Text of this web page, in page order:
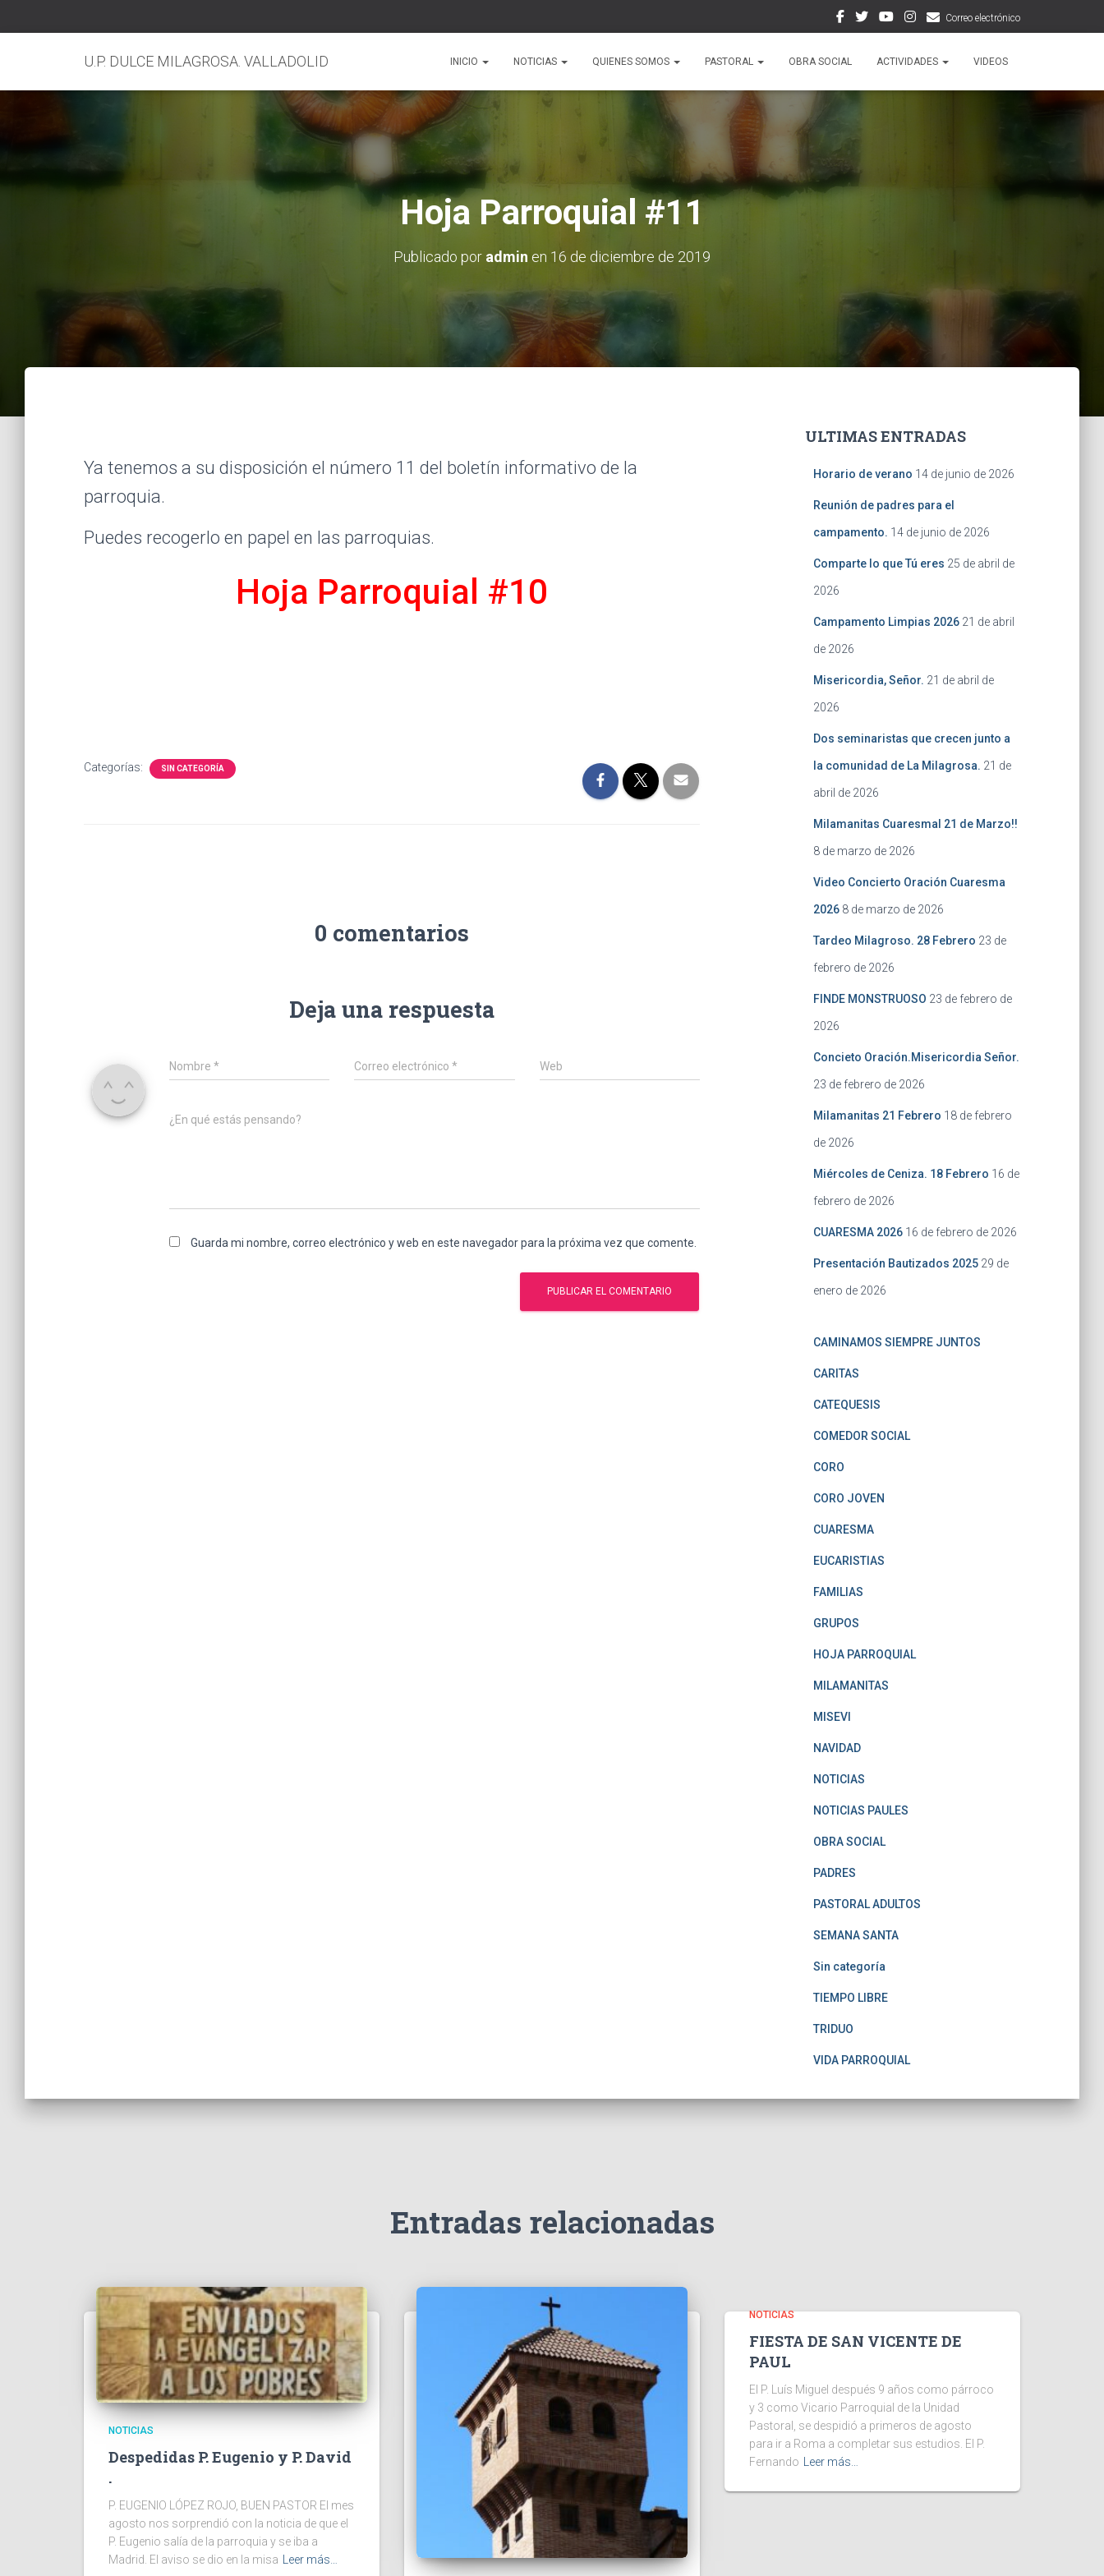
Correo electrónico
U.P. DULCE MILAGROSA. VALLADOLID INICIO NOTICIAS QUIENES SOMOS PASTORAL OBRA SOCIAL ACTIVIDADES VIDEOS
Hoja Parroquial #11
Publicado por admin en 16 de diciembre de 2019
Ya tenemos a su disposición el número 11 del boletín informativo de la
parroquia.
Puedes recogerlo en papel en las parroquias.
Hoja Parroquial #10
Categorías: SIN CATEGORÍA
0 comentarios
Deja una respuesta
Nombre * Correo electrónico* Web
¿En qué estás pensando?
Guarda mi nombre, correo electrónico y web en este navegador para la próxima vez que comente.
ULTIMAS ENTRADAS
Horario de verano 14 de junio de 2026
Reunión de padres para el
campamento. 14 de junio de 2026
Comparte lo que Tú eres 25 de abril de
2026
Campamento Limpias 2026 21 de abril
de 2026
Misericordia, Señor. 21 de abril de
2026
Dos seminaristas que crecen junto a
la comunidad de La Milagrosa. 21 de
abril de 2026
Milamanitas Cuaresmal 21 de Marzo!!
8 de marzo de 2026
Video Concierto Oración Cuaresma
2026 8 de marzo de 2026
Tardeo Milagroso. 28 Febrero 23 de
febrero de 2026
FINDE MONSTRUOSO 23 de febrero de
2026
Concieto Oración.Misericordia Señor.
23 de febrero de 2026
Milamanitas 21 Febrero 18 de febrero
de 2026
Miércoles de Ceniza. 18 Febrero 16 de
febrero de 2026
CUARESMA 2026 16 de febrero de 2026
Presentación Bautizados 2025 29 de
enero de 2026
CAMINAMOS SIEMPRE JUNTOS
CARITAS
CATEQUESIS
COMEDOR SOCIAL
CORO
CORO JOVEN
CUARESMA
EUCARISTIAS
FAMILIAS
GRUPOS
HOJA PARROQUIAL
MILAMANITAS
MISEVI
NAVIDAD
NOTICIAS
NOTICIAS PAULES
OBRA SOCIAL
PADRES
PASTORAL ADULTOS
SEMANA SANTA
Sin categoría
TIEMPO LIBRE
TRIDUO
VIDA PARROQUIAL
Entradas relacionadas
NOTICIAS
Despedidas P. Eugenio y P. David
.
P. EUGENIO LÓPEZ ROJO, BUEN PASTOR El mes
agosto nos sorprendió con la noticia de que el
P. Eugenio salía de la parroquia y se iba a
Madrid. El aviso se dio en la misa Leer más…
NOTICIAS
FIESTA DE SAN VICENTE DE
PAUL
El P. Luís Miguel después 9 años como párroco
y 3 como Vicario Parroquial de la Unidad
Pastoral, se despidió a primeros de agosto
para ir a Roma a completar sus estudios. El P.
Fernando
Leer más…